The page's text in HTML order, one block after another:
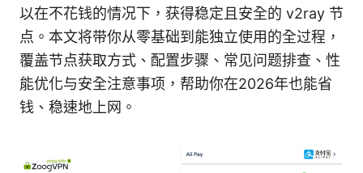
以在不花钱的情况下，获得稳定且安全的 v2ray 节
点。本文将带你从零基础到能独立使用的全过程，
覆盖节点获取方式、配置步骤、常见问题排查、性
能优化与安全注意事项，帮助你在2026年也能省
钱、稳速地上网。